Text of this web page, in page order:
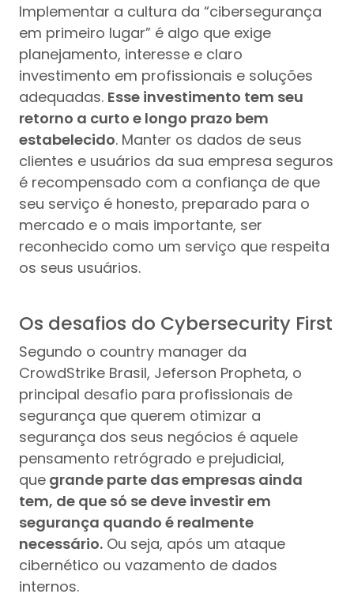
Implementar a cultura da “cibersegurança
em primeiro lugar” é algo que exige
planejamento, interesse e claro
investimento em profissionais e soluções
adequadas. Esse investimento tem seu
retorno a curto e longo prazo bem
estabelecido. Manter os dados de seus
clientes e usuários da sua empresa seguros
é recompensado com a confiança de que
seu serviço é honesto, preparado para o
mercado e o mais importante, ser
reconhecido como um serviço que respeita
os seus usuários.
Os desafios do Cybersecurity First
Segundo o country manager da
CrowdStrike Brasil, Jeferson Propheta, o
principal desafio para profissionais de
segurança que querem otimizar a
segurança dos seus negócios é aquele
pensamento retrógrado e prejudicial,
que grande parte das empresas ainda
tem, de que só se deve investir em
segurança quando é realmente
necessário. Ou seja, após um ataque
cibernético ou vazamento de dados
internos.